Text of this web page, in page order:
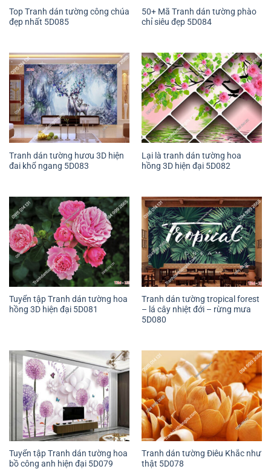
Top Tranh dán tường công chúa
đẹp nhất 5D085
50+ Mã Tranh dán tường phào
chỉ siêu đẹp 5D084
Tranh dán tường hươu 3D hiện
đai khổ ngang 5D083
Lại là tranh dán tường hoa
hồng 3D hiện đại 5D082
Tuyển tập Tranh dán tường hoa
hồng 3D hiện đại 5D081
Tranh dán tường tropical forest
– lá cây nhiệt đới – rừng mưa
5D080
Tuyển tập Tranh dán tường hoa
bồ công anh hiện đại 5D079
Tranh dán tường Điêu Khắc như
thật 5D078